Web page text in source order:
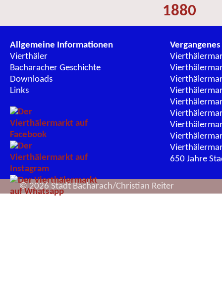
1880
Allgemeine Informationen
Vierthäler
Bacharacher Geschichte
Downloads
Links
Vergangenes
650 Jahre
© 2026 Stadt Bacharach/Christian Reiter